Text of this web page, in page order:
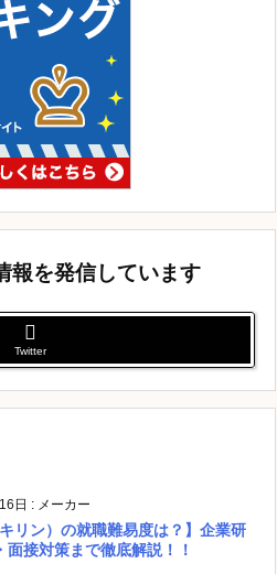
報を発信しています
Twitter
日 : メーカー
キリン）の就職難易度は？】企業研
面接対策まで徹底解説！！